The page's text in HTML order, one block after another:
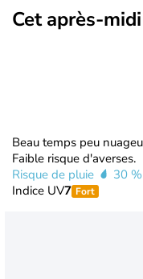
Cet après-midi
Beau temps peu
Faible risque d'averses.
Risque de pluie
30 %
Indice UV7 Fort